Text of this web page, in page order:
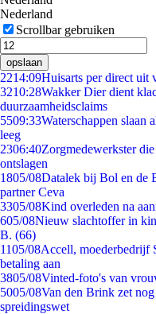
Nederland
Scrollbar gebruiken
opslaan
2214:09Huisarts per direct uit
3210:28Wakker Dier dient
duurzaamheidsclaims
5509:33Waterschappen slaan
leeg
2306:40Zorgmedewerkster
ontslagen
1805/08Datalek bij Bol en de
partner Ceva
3305/08Kind overleden na
605/08Nieuw slachtoffer in
B. (66)
1105/08Accell, moederbedrijf
betaling aan
3805/08Vinted-foto's van
5005/08Van den Brink zet
spreidingswet